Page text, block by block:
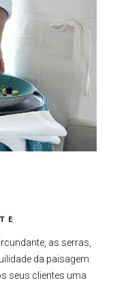
as serras,
da paisagem
seus clientes uma